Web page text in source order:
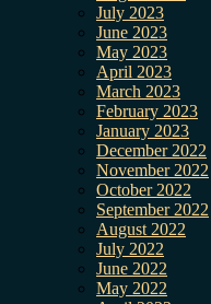
July 2023
June 2023
May 2023
April 2023
March 2023
February 2023
January 2023
December 2022
November 2022
October 2022
September 2022
August 2022
July 2022
June 2022
May 2022